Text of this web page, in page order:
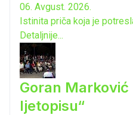
06. Avgust. 2026.
Istinita priča koja je
Detaljnije...
Goran Marković
ljetopisu“